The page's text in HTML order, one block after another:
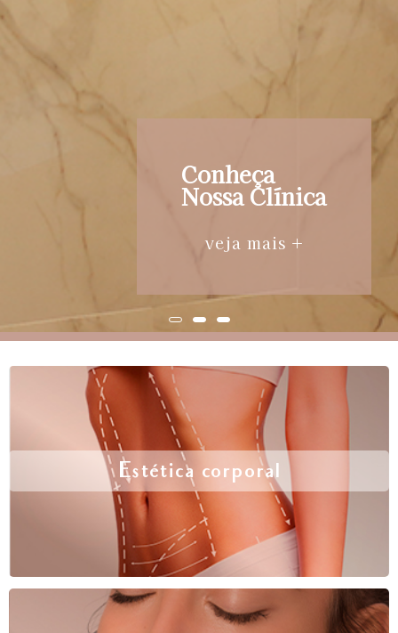
Conheça
Nossa Clínica
veja mais +
Estética corporal